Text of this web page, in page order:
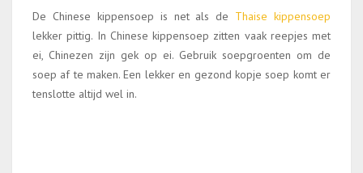
De Chinese kippensoep is net als de Thaise kippensoep
lekker pittig. In Chinese kippensoep zitten vaak reepjes met
ei, Chinezen zijn gek op ei. Gebruik soepgroenten om de
soep af te maken. Een lekker en gezond kopje soep komt er
tenslotte altijd wel in.